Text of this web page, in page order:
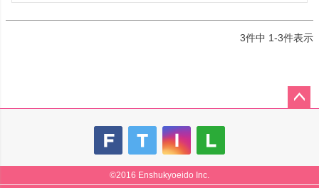
3件中 1-3件表示
©2016 Enshukyoeido Inc.